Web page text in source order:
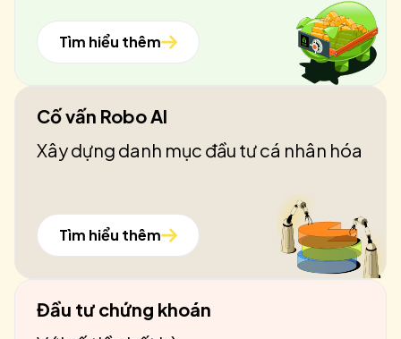
Tìm hiểu thêm
Cố vấn Robo AI
Xây dựng danh mục đầu tư cá nhân hóa
Tìm hiểu thêm
Đầu tư chứng khoán